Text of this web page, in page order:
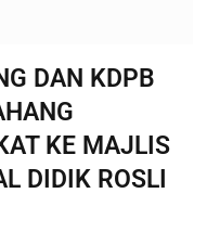
DAN KDPB
KE MAJLIS
DIDIK ROSLI